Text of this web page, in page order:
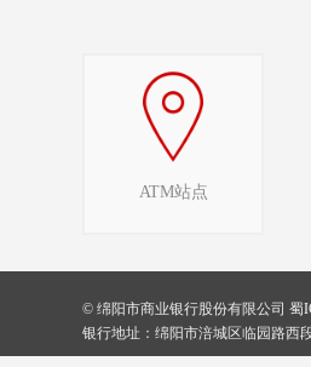
ATM站点
© 绵阳市商业银行股份有限公司 蜀
银行地址：绵阳市涪城区临园路西